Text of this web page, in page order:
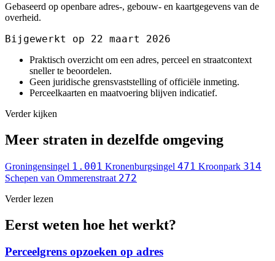
Gebaseerd op openbare adres-, gebouw- en kaartgegevens van de
overheid.
Bijgewerkt op 22 maart 2026
Praktisch overzicht om een adres, perceel en straatcontext
sneller te beoordelen.
Geen juridische grensvaststelling of officiële inmeting.
Perceelkaarten en maatvoering blijven indicatief.
Verder kijken
Meer straten in dezelfde omgeving
Groningensingel 1.001 Kronenburgsingel 471 Kroonpark 314
Schepen van Ommerenstraat 272
Verder lezen
Eerst weten hoe het werkt?
Perceelgrens opzoeken op adres